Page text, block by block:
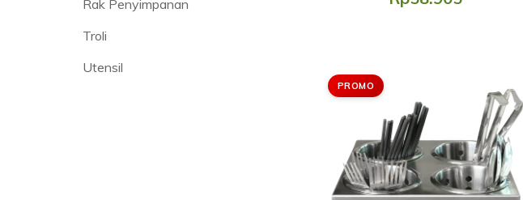
Rak Penyimpanan
Troli
Utensil
PROMO